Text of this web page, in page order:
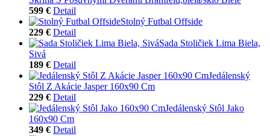
599 € Detail
Stolný Futbal Offside
229 € Detail
Sada Stoličiek Lima Biela,
Sivá
189 € Detail
Jedálenský
Stôl Z Akácie Jasper 160x90 Cm
229 € Detail
Jedálenský Stôl Jako
160x90 Cm
349 € Detail